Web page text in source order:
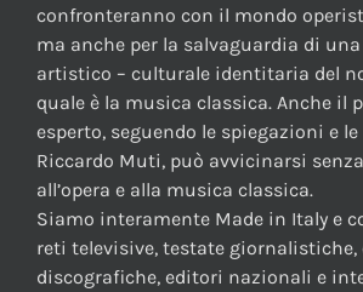
confronteranno con il mondo
ma anche per la salvaguardia di
artistico – culturale identitaria del
quale è la musica classica. Anche il
esperto, seguendo le spiegazioni e le
Riccardo Muti, può avvicinarsi
all’opera e alla musica classica.
Siamo interamente Made in Italy e
reti televisive, testate giornalistiche,
discografiche, editori nazionali e